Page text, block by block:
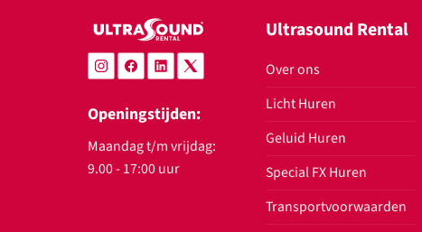
Openingstijden:
Maandag t/m vrijdag:
9.00 - 17:00 uur
Ultrasound Rental
Over ons
Licht Huren
Geluid Huren
Special FX Huren
Transportvoorwaarden